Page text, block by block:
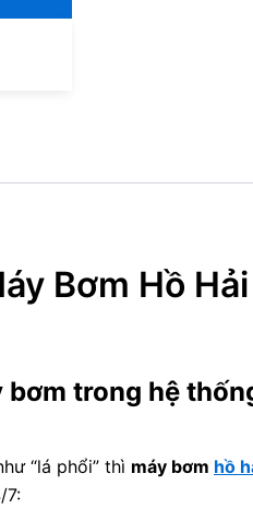
Bơm Hồ
bơm trong hệ
“lá phổi” thì máy bơm hồ
7: